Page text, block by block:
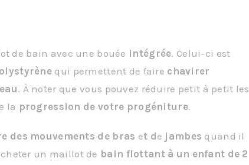
de bain avec une bouée intégrée. Celui-ci est
qui permettent de faire chavirer
. À noter que vous pouvez réduire petit à petit les
la progression de votre progéniture.
des mouvements de bras et de jambes quand il
un maillot de bain flottant à un enfant de 2